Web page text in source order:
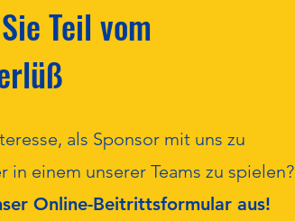
Teil vom
als Sponsor mit uns zu
in einem unserer Teams zu spielen?
Online-Beitrittsformular aus!